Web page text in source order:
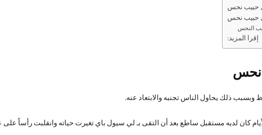
نحس
حبيب نحس
إقرا المزيد:
نحس
ذلك يحاول الناس تجنبه والابتعاد عنه.
كان لديه مستقبل ساطع بعد أن التقى بـ لي سيول باي تغيرت حياته وانقلبت رأساً